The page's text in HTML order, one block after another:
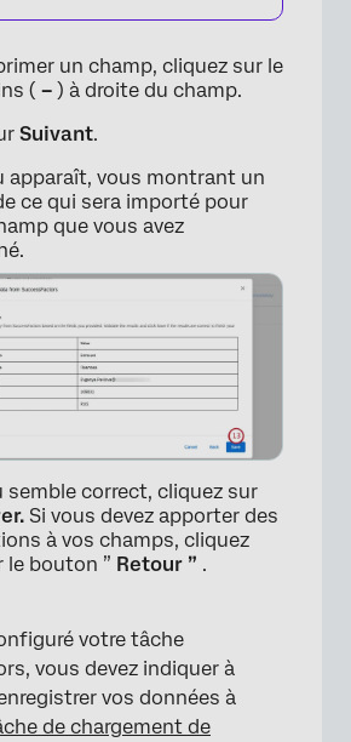
un champ, cliquez sur le
( – ) à droite du champ.
Suivant.
apparaît, vous montrant un
ce qui sera importé pour
que vous avez
semble correct, cliquez sur
Si vous devez apporter des
à vos champs, cliquez
bouton ” Retour ” .
votre tâche
vous devez indiquer à
vos données à
de chargement de